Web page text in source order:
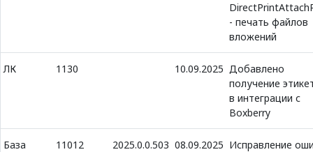
- печать файлов
вложений
ЛК 1130 10.09.2025 Добавлено
получение
в интеграции с
Boxberry
База 11012 2025.0.0.503 08.09.2025 Исправление